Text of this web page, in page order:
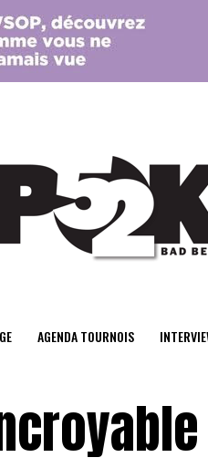
center>
AGENDA TOURNOIS